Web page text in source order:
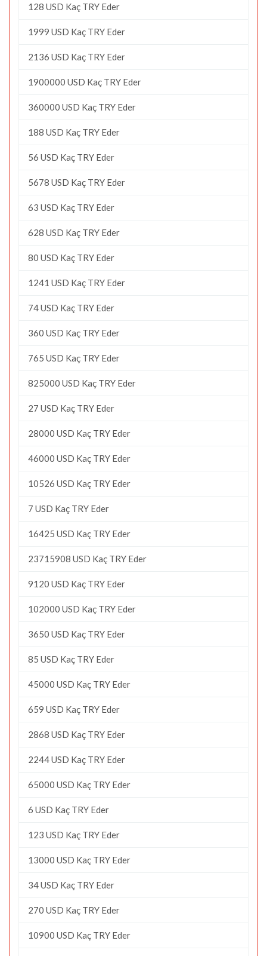
128 USD Kaç TRY Eder
1999 USD Kaç TRY Eder
2136 USD Kaç TRY Eder
1900000 USD Kaç TRY Eder
360000 USD Kaç TRY Eder
188 USD Kaç TRY Eder
56 USD Kaç TRY Eder
5678 USD Kaç TRY Eder
63 USD Kaç TRY Eder
628 USD Kaç TRY Eder
80 USD Kaç TRY Eder
1241 USD Kaç TRY Eder
74 USD Kaç TRY Eder
360 USD Kaç TRY Eder
765 USD Kaç TRY Eder
825000 USD Kaç TRY Eder
27 USD Kaç TRY Eder
28000 USD Kaç TRY Eder
46000 USD Kaç TRY Eder
10526 USD Kaç TRY Eder
7 USD Kaç TRY Eder
16425 USD Kaç TRY Eder
23715908 USD Kaç TRY Eder
9120 USD Kaç TRY Eder
102000 USD Kaç TRY Eder
3650 USD Kaç TRY Eder
85 USD Kaç TRY Eder
45000 USD Kaç TRY Eder
659 USD Kaç TRY Eder
2868 USD Kaç TRY Eder
2244 USD Kaç TRY Eder
65000 USD Kaç TRY Eder
6 USD Kaç TRY Eder
123 USD Kaç TRY Eder
13000 USD Kaç TRY Eder
34 USD Kaç TRY Eder
270 USD Kaç TRY Eder
10900 USD Kaç TRY Eder